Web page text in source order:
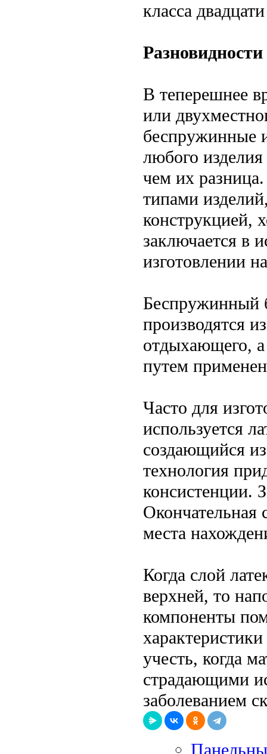
класса
В теперешнее
или
беспружинные
любого
чем их
типами
конструкцией,
заключается в
изготовлении
Беспружинный
производятся
отдыхающего, а
путем
Часто для
используется
создающийся
технология
консистенции.
Окончательная
места
Когда слой
верхней, то
компоненты
учесть, когда
страдающими
заболеванием